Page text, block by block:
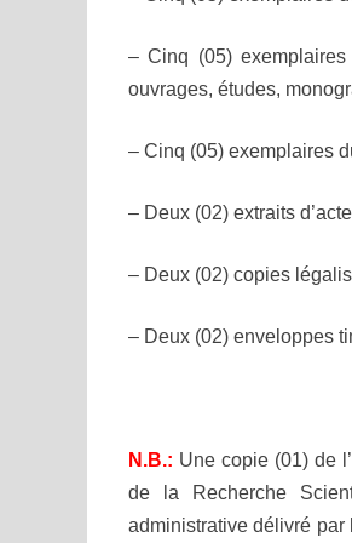
– Cinq (05)
ouvrages, études,
– Cinq (05) exemplaires
– Deux (02) extraits
– Deux (02) copies
– Deux (02) enveloppes
N.B.: Une copie (01) de
de la Recherche
administrative délivré